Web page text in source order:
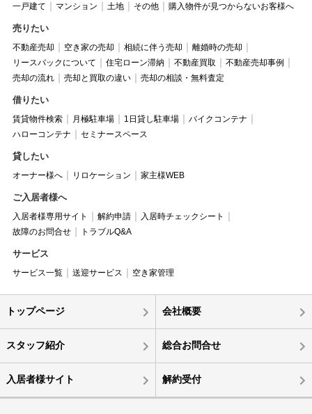
一戸建て マンション 土地 その他 購入物件が見つからないお客様へ
売りたい
不動産売却 空き家の売却 相続に伴う売却
離婚時の売却
リースバックについて
住宅ローン滞納 不動産買取
不動産売却事例
売却の流れ
売却と買取の違い 売却の相談・無料査定
借りたい
賃貸物件検索 月極駐車場 1日貸し駐車場
バイクコンテナ
ハローコンテナ
セミナースペース
貸したい
オーナー様へ リロケーション 家主様WEB
ご入居者様へ
入居者様専用サイト 解約申請
入居時チェックシート
故障のお問合せ
トラブルQ&A
サービス
サービス一覧 送迎サービス 空き家管理
トップページ 会社概要
スタッフ紹介 総合お問合せ
入居者様サイト 解約受付